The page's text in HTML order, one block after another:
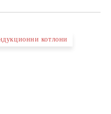
котлони